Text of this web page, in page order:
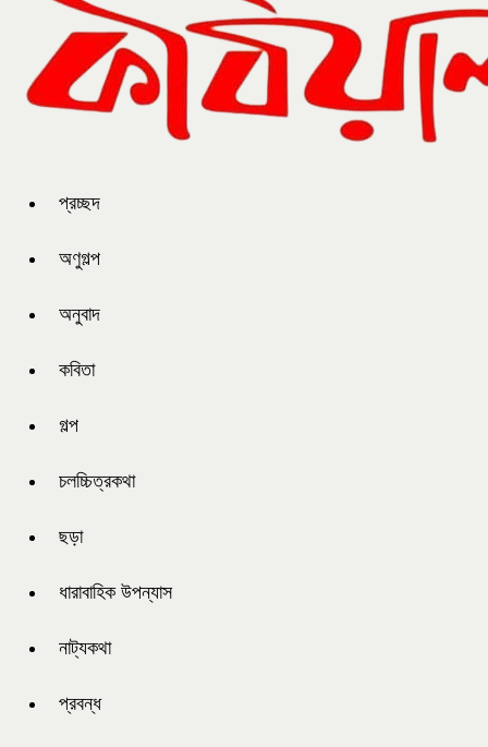
প্রচ্ছদ
অণুগল্প
অনুবাদ
কবিতা
গল্প
চলচ্চিত্রকথা
ছড়া
ধারাবাহিক উপন্যাস
নাট্যকথা
প্রবন্ধ